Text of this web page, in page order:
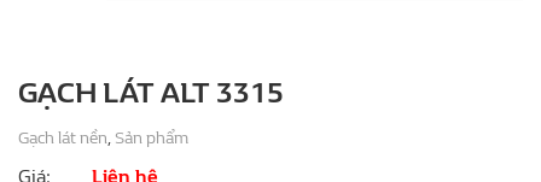
GẠCH LÁT ALT 3315
Gạch lát nền, Sản phẩm
Giá: Liên hệ